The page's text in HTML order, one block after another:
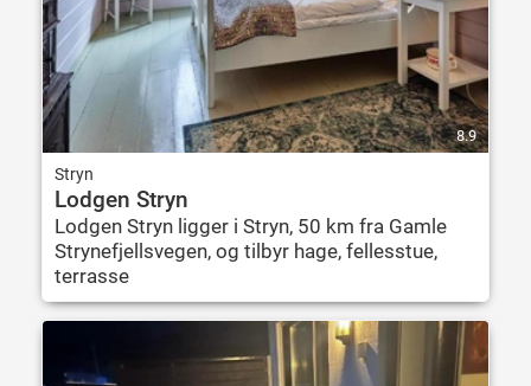
8.9
Stryn
Lodgen Stryn
Lodgen Stryn ligger i Stryn, 50 km fra Gamle
Strynefjellsvegen, og tilbyr hage, fellesstue,
terrasse